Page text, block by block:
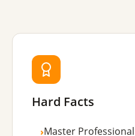
Hard Facts
›Master